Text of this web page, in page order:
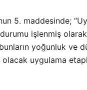
5. maddesinde;
işlenmiş olarak
yoğunluk ve
uygulama